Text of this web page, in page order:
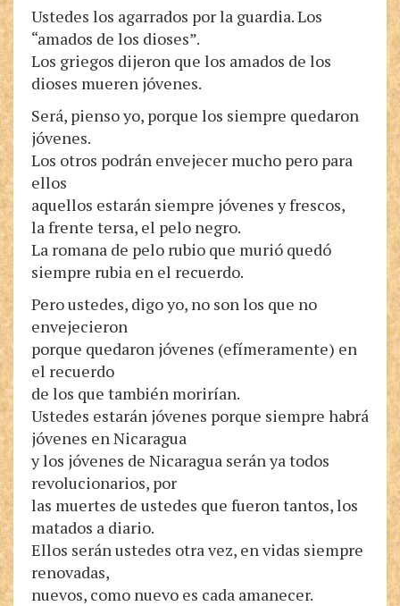
Ustedes los agarrados por la guardia. Los
“amados de los dioses”.
Los griegos dijeron que los amados de los
dioses mueren jóvenes.
Será, pienso yo, porque los siempre quedaron
jóvenes.
Los otros podrán envejecer mucho pero para
ellos
aquellos estarán siempre jóvenes y frescos,
la frente tersa, el pelo negro.
La romana de pelo rubio que murió quedó
siempre rubia en el recuerdo.
Pero ustedes, digo yo, no son los que no
envejecieron
porque quedaron jóvenes (efímeramente) en
el recuerdo
de los que también morirían.
Ustedes estarán jóvenes porque siempre habrá
jóvenes en Nicaragua
y los jóvenes de Nicaragua serán ya todos
revolucionarios, por
las muertes de ustedes que fueron tantos, los
matados a diario.
Ellos serán ustedes otra vez, en vidas siempre
renovadas,
nuevos, como nuevo es cada amanecer.